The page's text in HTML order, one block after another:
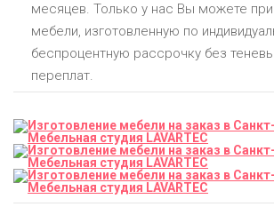
месяцев. Только у нас Вы можете
мебели, изготовленную по
беспроцентную рассрочку без
переплат.